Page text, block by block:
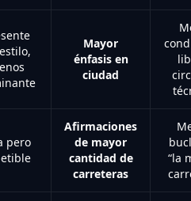
Mayor
énfasis en
ciudad
pero
Afirmaciones
de mayor
cantidad de
carreteras
“la